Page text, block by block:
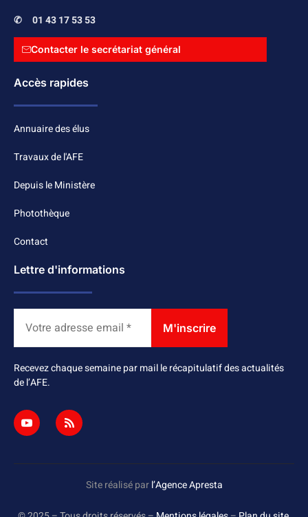
✆ 01 43 17 53 53
Contacter le secrétariat général
Accès rapides
Annuaire des élus
Travaux de l'AFE
Depuis le Ministère
Photothèque
Contact
Lettre d'informations
Recevez chaque semaine par mail le récapitulatif des actualités
de l’AFE.
Site réalisé parl’Agence Apresta